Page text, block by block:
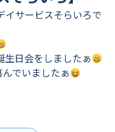
イサービスそらいろで
生日会をしましたぁ
でいましたぁ